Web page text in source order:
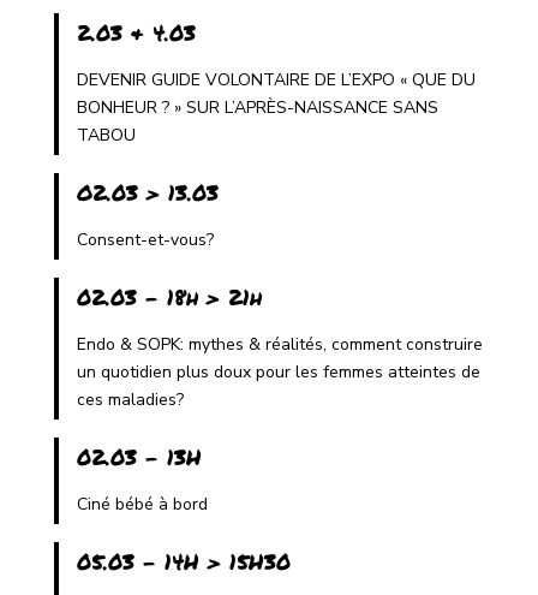
2.03 & 4.03
DEVENIR GUIDE VOLONTAIRE DE L’EXPO « QUE DU
BONHEUR ? » SUR L’APRÈS-NAISSANCE SANS
TABOU
O2.03 > 13.03
Consent-et-vous?
02.03 - 18h > 21h
Endo & SOPK: mythes & réalités, comment construire
un quotidien plus doux pour les femmes atteintes de
ces maladies?
02.03 - 13H
Ciné bébé à bord
05.03 - 14H > 15H30